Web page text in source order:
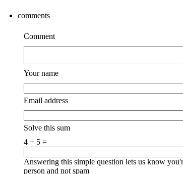
comments
Comment
Your name
Email address
Solve this sum
4 + 5 =
Answering this simple question lets us know
person and not spam